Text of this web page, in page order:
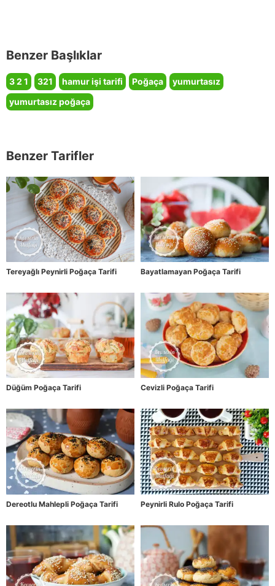
Benzer Başlıklar
3 2 1 321 hamur işi tarifi Poğaça
yumurtasız
yumurtasız poğaça
Benzer Tarifler
Tereyağlı Peynirli Poğaça Tarifi Bayatlamayan Poğaça Tarifi
Düğüm Poğaça Tarifi Cevizli Poğaça Tarifi
Dereotlu Mahlepli Poğaça Tarifi Peynirli Rulo Poğaça Tarifi